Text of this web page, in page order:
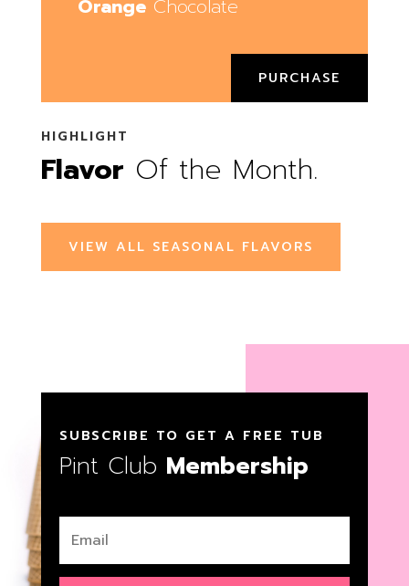
OrangeChocolate
PURCHASE
HIGHLIGHT
Flavor Of the Month.
VIEW ALL SEASONAL FLAVORS
SUBSCRIBE TO GET A FREE TUB
Pint Club Membership